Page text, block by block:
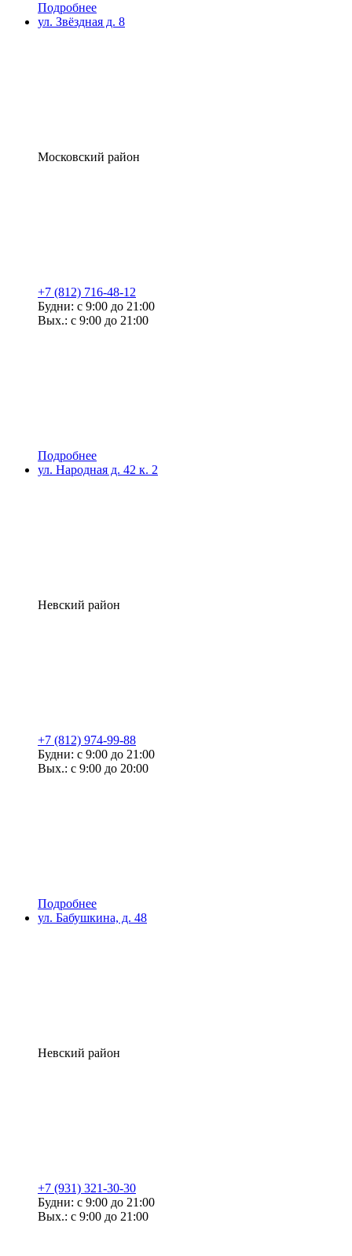
Подробнее
ул. Звёздная д. 8
Московский район
+7 (812) 716-48-12
Будни: с 9:00 до 21:00
Вых.: с 9:00 до 21:00
Подробнее
ул. Народная д. 42 к. 2
Невский район
+7 (812) 974-99-88
Будни: с 9:00 до 21:00
Вых.: с 9:00 до 20:00
Подробнее
ул. Бабушкина, д. 48
Невский район
+7 (931) 321-30-30
Будни: с 9:00 до 21:00
Вых.: с 9:00 до 21:00